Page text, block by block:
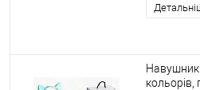
кольорів,